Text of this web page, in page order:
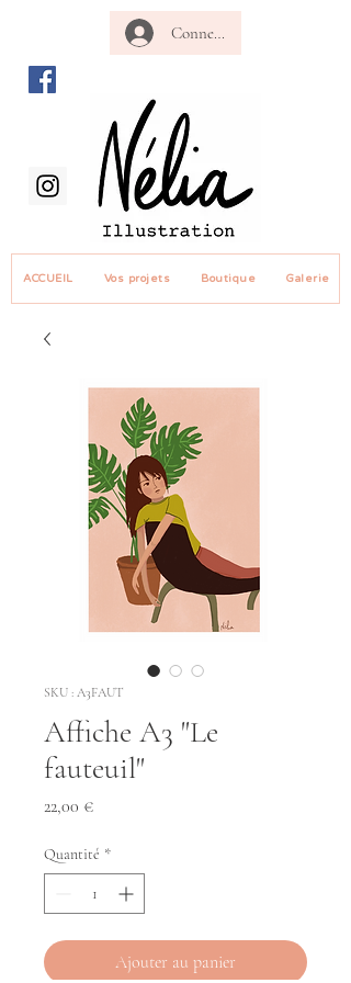
Connexion revendeur
ACCUEIL Vos projets Boutique Galerie
SKU : A3FAUT
Affiche A3 "Le
fauteuil"
22,00 €Prix
Quantité *
Ajouter au panier